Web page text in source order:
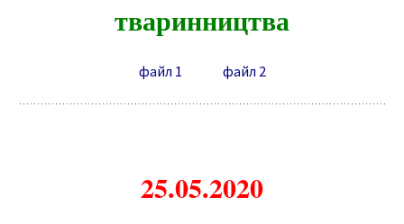
тваринництва
файл 1 файл 2
25.05.2020